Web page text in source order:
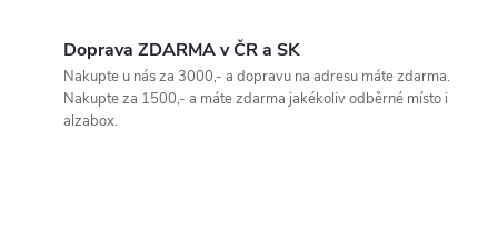
Doprava ZDARMA v ČR a SK
Nakupte u nás za 3000,- a dopravu na adresu máte zdarma.
Nakupte za 1500,- a máte zdarma jakékoliv odběrné místo i
alzabox.